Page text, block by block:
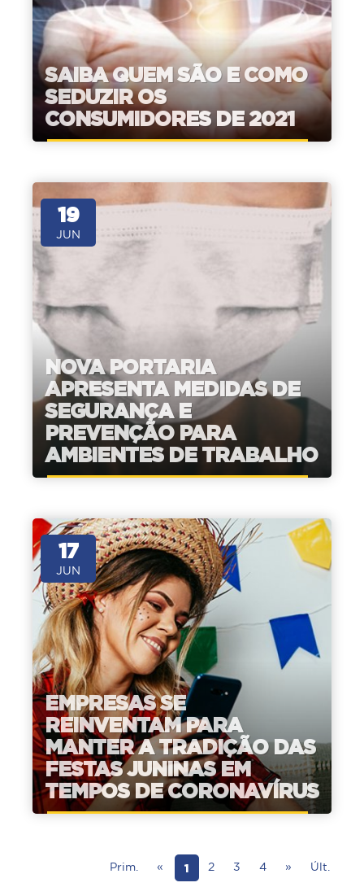
SAIBA QUEM SÃO E COMO
SEDUZIR OS
CONSUMIDORES DE 2021
19
JUN
NOVA PORTARIA
APRESENTA MEDIDAS DE
SEGURANÇA E
PREVENÇÃO PARA
AMBIENTES DE TRABALHO
17
JUN
EMPRESAS SE
REINVENTAM PARA
MANTER A TRADIÇÃO DAS
FESTAS JUNINAS EM
TEMPOS DE CORONAVÍRUS
Prim. « 1 2 3 4 » Últ.